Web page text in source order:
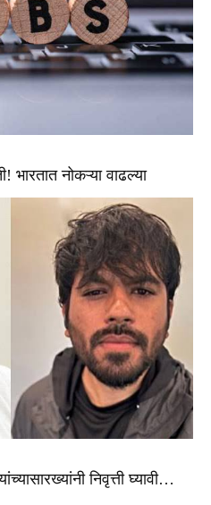
भारतात नोकऱ्या वाढल्या
निवृत्ती घ्यावी…